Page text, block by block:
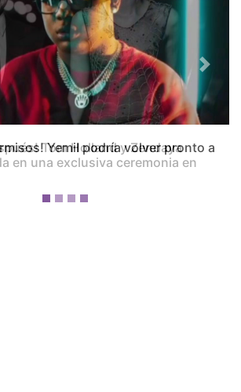
Tom Holland y Zendaya
en una exclusiva ceremonia en
Next